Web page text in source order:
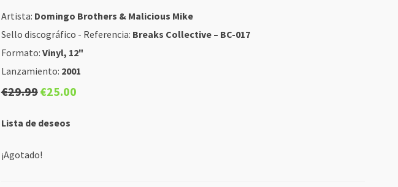
Artista: Domingo Brothers & Malicious Mike
Sello discográfico - Referencia: Breaks Collective ‎– BC-017
Formato: Vinyl, 12"
Lanzamiento: 2001
€29.99 El
original
€29.99.
€25.00El
Lista de deseos
¡Agotado!